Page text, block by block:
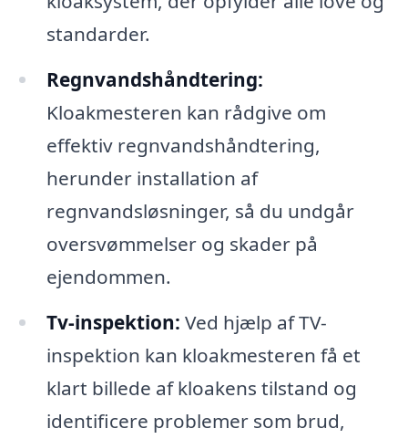
standarder.
Regnvandshåndtering:
Kloakmesteren kan rådgive om
effektiv regnvandshåndtering,
herunder installation af
regnvandsløsninger, så du undgår
oversvømmelser og skader på
ejendommen.
Tv-inspektion: Ved hjælp af TV-
inspektion kan kloakmesteren få et
klart billede af kloakens tilstand og
identificere problemer som brud,